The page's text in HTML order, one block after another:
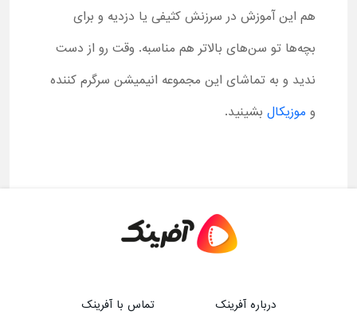
هم این آموزش در سرزنش کثیفی یا دزدیه و برای
بچه‌ها تو سن‌های بالاتر هم مناسبه. وقت رو از دست
ندید و به تماشای این مجموعه انیمیشن سرگرم کننده
و موزیکال بشینید.
درباره آفرینک تماس با آفرینک